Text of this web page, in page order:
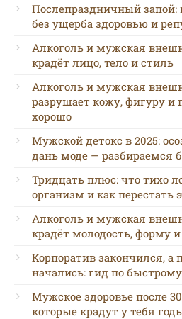
Послепраздничный
без ущерба здоровью и
Алкоголь и мужская
крадёт лицо, тело и стиль
Алкоголь и мужская
разрушает кожу, фигуру
хорошо
Мужской детокс в 2025:
дань моде — разбираемся
Тридцать плюс: что тихо
организм и как перестать
Алкоголь и мужская
крадёт молодость, форму и
Корпоратив закончился, а
начались: гид по
Мужское здоровье после
которые крадут у тебя